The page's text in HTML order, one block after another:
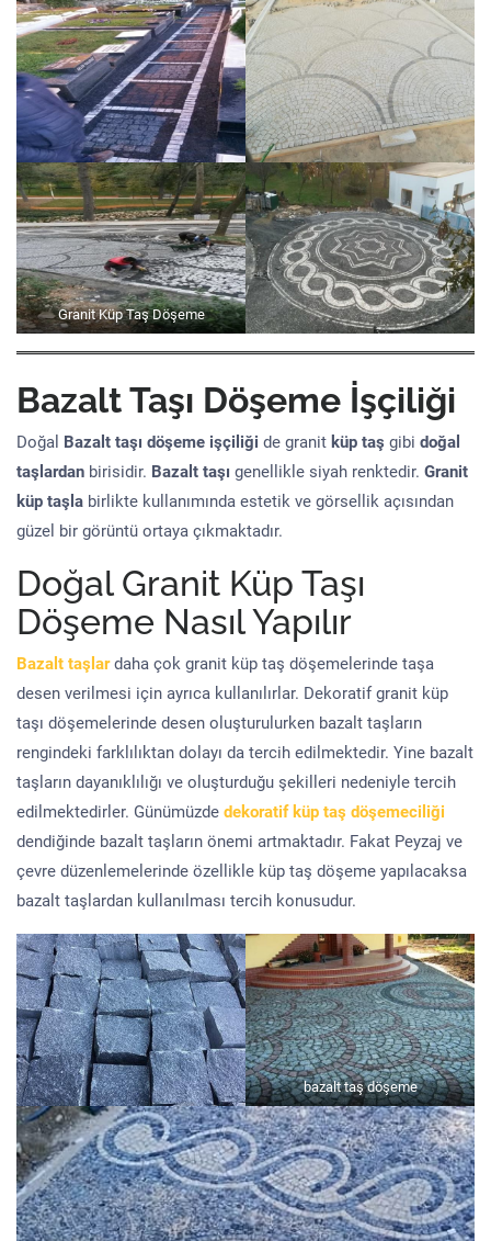
Granit Küp Taş Döşeme
Bazalt Taşı Döşeme İşçiliği
Doğal Bazalt taşı döşeme işçiliği de granit küp taş gibi doğal
taşlardan birisidir. Bazalt taşı genellikle siyah renktedir. Granit
küp taşla birlikte kullanımında estetik ve görsellik açısından
güzel bir görüntü ortaya çıkmaktadır.
Doğal Granit Küp Taşı
Döşeme Nasıl Yapılır
Bazalt taşlardaha çok granit küp taş döşemelerinde taşa
desen verilmesi için ayrıca kullanılırlar. Dekoratif granit küp
taşı döşemelerinde desen oluşturulurken bazalt taşların
rengindeki farklılıktan dolayı da tercih edilmektedir. Yine bazalt
taşların dayanıklılığı ve oluşturduğu şekilleri nedeniyle tercih
edilmektedirler. Günümüzde dekoratif küp taş döşemeciliği
dendiğinde bazalt taşların önemi artmaktadır. Fakat Peyzaj ve
çevre düzenlemelerinde özellikle küp taş döşeme yapılacaksa
bazalt taşlardan kullanılması tercih konusudur.
bazalt taş döşeme